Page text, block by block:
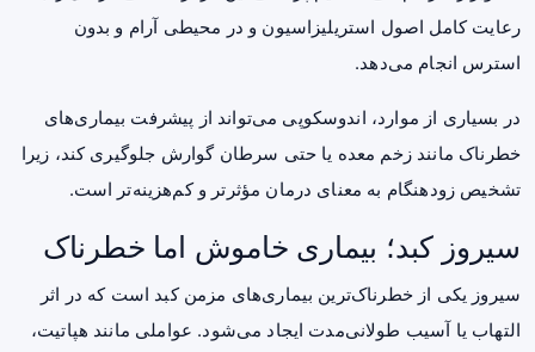
رعایت کامل اصول استریلیزاسیون و در محیطی آرام و بدون
استرس انجام می‌دهد.
در بسیاری از موارد، اندوسکوپی می‌تواند از پیشرفت بیماری‌های
خطرناک مانند زخم معده یا حتی سرطان گوارش جلوگیری کند، زیرا
تشخیص زودهنگام به معنای درمان مؤثرتر و کم‌هزینه‌تر است.
سیروز کبد؛ بیماری خاموش اما خطرناک
سیروز یکی از خطرناک‌ترین بیماری‌های مزمن کبد است که در اثر
التهاب یا آسیب طولانی‌مدت ایجاد می‌شود. عواملی مانند هپاتیت،